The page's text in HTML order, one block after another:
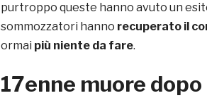
purtroppo queste hanno avuto un
sommozzatori hanno recuperato il
ormai più niente da fare.
17enne muore